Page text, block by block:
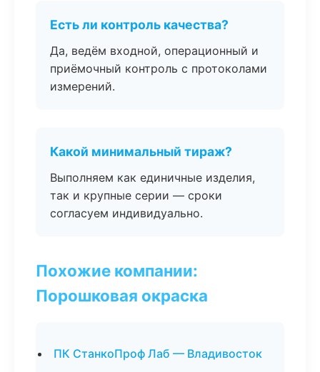
Есть ли контроль качества?
Да, ведём входной, операционный и
приёмочный контроль с протоколами
измерений.
Какой минимальный тираж?
Выполняем как единичные изделия,
так и крупные серии — сроки
согласуем индивидуально.
Похожие компании:
Порошковая окраска
ПК СтанкоПроф Лаб — Владивосток